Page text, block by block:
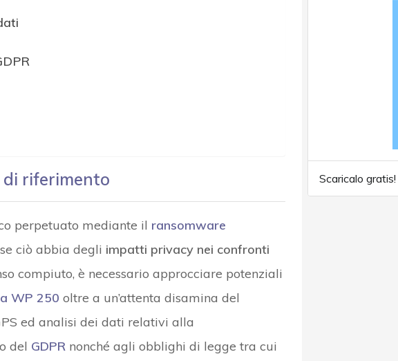
di riferimento
perpetuato mediante il ransomware
ciò abbia degli impatti privacy nei confronti
compiuto, è necessario approcciare potenziali
WP 250 oltre a un’attenta disamina del
ed analisi dei dati relativi alla
del GDPRnonché agli obblighi di legge tra cui
Scaricalo gratis!